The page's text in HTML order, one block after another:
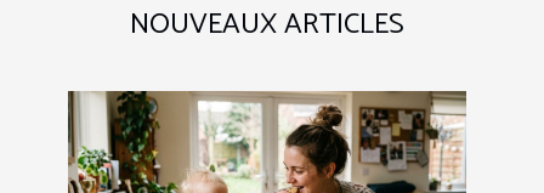
NOUVEAUX ARTICLES